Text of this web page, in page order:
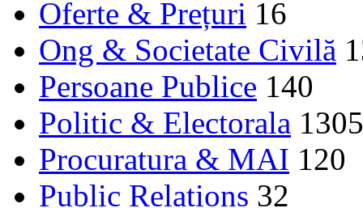
Oferte & Prețuri 16
Ong & Societate Civilă
Persoane Publice 140
Politic & Electorala 1305
Procuratura & MAI 120
Public Relations 32